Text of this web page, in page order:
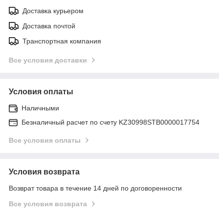
Доставка курьером
Доставка почтой
Транспортная компания
Все условия доставки
Условия оплаты
Наличными
Безналичный расчет по счету KZ30998STB0000017754
Все условия оплаты
Условия возврата
Возврат товара в течение 14 дней по договоренности
Все условия возврата